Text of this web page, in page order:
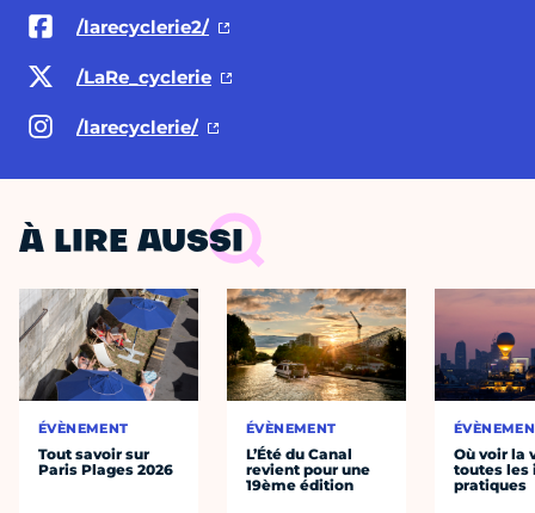
/larecyclerie2/
/LaRe_cyclerie
/larecyclerie/
À LIRE AUSSI
ÉVÈNEMENT
Tout savoir sur
Paris Plages 2026
ÉVÈNEMENT
L’Été du Canal
revient pour une
19ème édition
Où voir la
toutes les
pratiques